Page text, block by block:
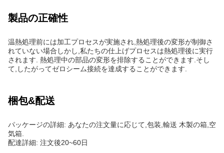
製品の正確性
温熱処理前には加工プロセスが実施され,熱処理後の変形が制御さ
れていない場合しかし,私たちの仕上げプロセスは熱処理後に実行
されます. 熱処理中の部品の変形を排除することができます.そし
て,したがってゼロシーム接続を達成することができます.
梱包&配送
パッケージの詳細: あなたの注文量に応じて,包装,輸送 木製の箱,空
気箱.
配達詳細: 注文後20~60日